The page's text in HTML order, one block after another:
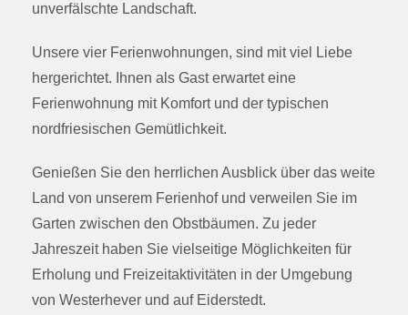
unverfälschte Landschaft.
Unsere vier Ferienwohnungen, sind mit viel Liebe
hergerichtet. Ihnen als Gast erwartet eine
Ferienwohnung mit Komfort und der typischen
nordfriesischen Gemütlichkeit.
Genießen Sie den herrlichen Ausblick über das weite
Land von unserem Ferienhof und verweilen Sie im
Garten zwischen den Obstbäumen. Zu jeder
Jahreszeit haben Sie vielseitige Möglichkeiten für
Erholung und Freizeitaktivitäten in der Umgebung
von Westerhever und auf Eiderstedt.